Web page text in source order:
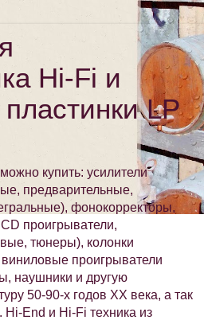
Hi-Fi и
LP
купить: усилители
предварительные,
фонокорректоры,
проигрыватели,
тюнеры), колонки
виниловые проигрыватели
наушники и другую
50-90-х годов XX века, а так
End и Hi-Fi техника из